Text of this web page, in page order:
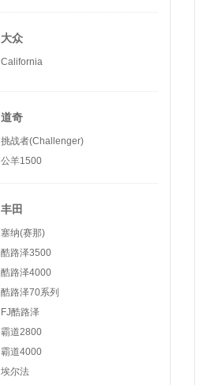
大众
California
道奇
挑战者(Challenger)
公羊1500
丰田
塞纳(赛那)
酷路泽3500
酷路泽4000
酷路泽70系列
FJ酷路泽
霸道2800
霸道4000
埃尔法